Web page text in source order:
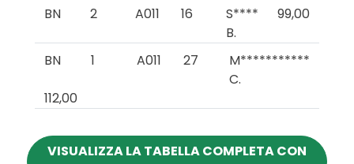
BN 2 A011 16
S****
B.
99,00
BN 1 A011 27
M***********
C.
112,00
VISUALIZZA LA TABELLA COMPLETA CON